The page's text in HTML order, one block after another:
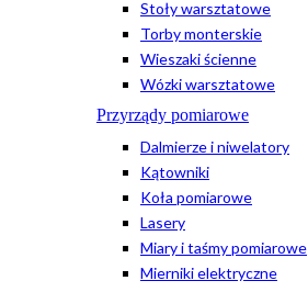
Stoły warsztatowe
Torby monterskie
Wieszaki ścienne
Wózki warsztatowe
Przyrządy pomiarowe
Dalmierze i niwelatory
Kątowniki
Koła pomiarowe
Lasery
Miary i taśmy pomiarowe
Mierniki elektryczne